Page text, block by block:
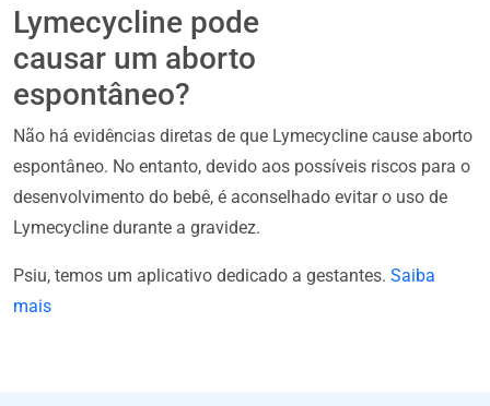
Lymecycline pode
causar um aborto
espontâneo?
Não há evidências diretas de que Lymecycline cause aborto
espontâneo. No entanto, devido aos possíveis riscos para o
desenvolvimento do bebê, é aconselhado evitar o uso de
Lymecycline durante a gravidez.
Psiu, temos um aplicativo dedicado a gestantes. Saiba
mais